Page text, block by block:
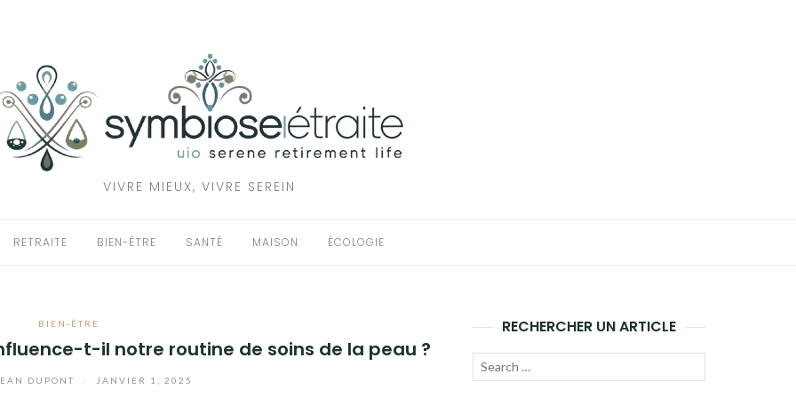
VIVRE MIEUX, VIVRE SEREIN
RETRAITE BIEN-ÊTRE SANTÉ MAISON ÉCOLOGIE
BIEN-ÊTRE
t-il notre routine de soins de la peau ?
DUPONT JANVIER 1, 2025
RECHERCHER UN ARTICLE
Recherche